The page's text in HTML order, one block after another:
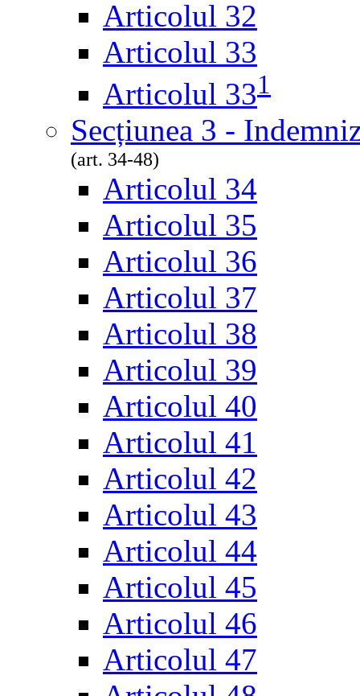
Articolul 32
Articolul 33
Articolul 331
Secțiunea 3 -
(art. 34-48)
Articolul 34
Articolul 35
Articolul 36
Articolul 37
Articolul 38
Articolul 39
Articolul 40
Articolul 41
Articolul 42
Articolul 43
Articolul 44
Articolul 45
Articolul 46
Articolul 47